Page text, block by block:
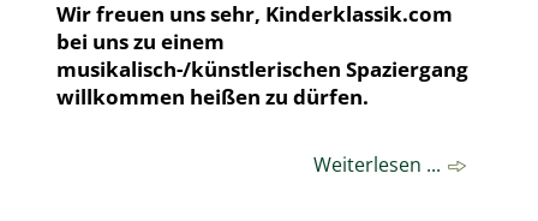
Wir freuen uns sehr, Kinderklassik.com
bei uns zu einem
musikalisch-/künstlerischen Spaziergang
willkommen heißen zu dürfen.
Weiterlesen ...